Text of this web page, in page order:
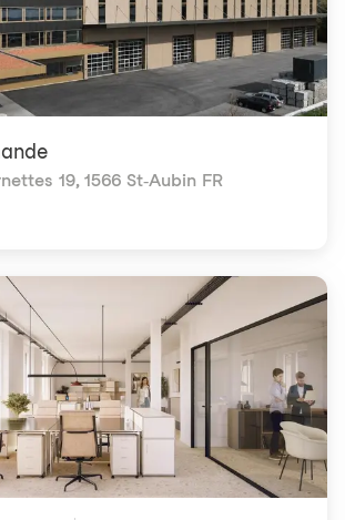
19, 1566 St-Aubin FR